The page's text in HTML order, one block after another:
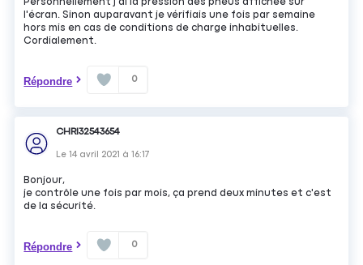
Personnellement j'ai la pression des pneus affichée sur
l'écran. Sinon auparavant je vérifiais une fois par semaine
hors mis en cas de conditions de charge inhabituelles.
Cordialement.
Répondre 0
CHRI32543654
Le14 avril 2021 à16:17
Bonjour,
je contrôle une fois par mois, ça prend deux minutes et c'est
de la sécurité.
Répondre 0